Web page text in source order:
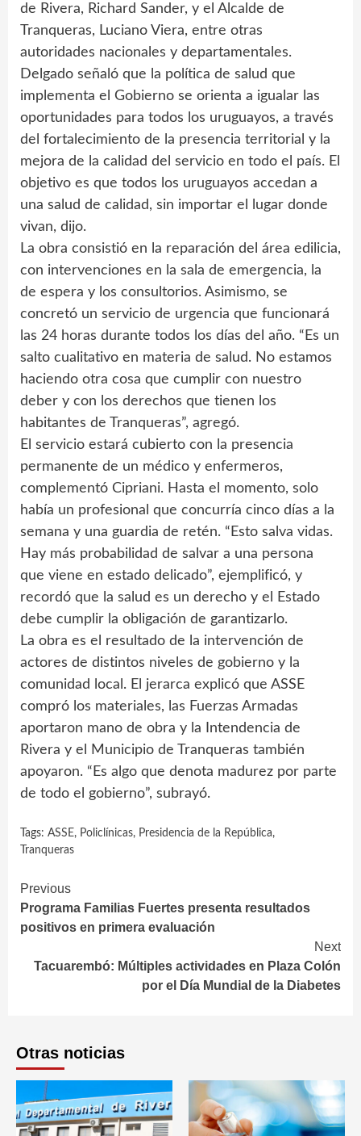
de Rivera, Richard Sander, y el Alcalde de
Tranqueras, Luciano Viera, entre otras
autoridades nacionales y departamentales.
Delgado señaló que la política de salud que
implementa el Gobierno se orienta a igualar las
oportunidades para todos los uruguayos, a través
del fortalecimiento de la presencia territorial y la
mejora de la calidad del servicio en todo el país. El
objetivo es que todos los uruguayos accedan a
una salud de calidad, sin importar el lugar donde
vivan, dijo.
La obra consistió en la reparación del área edilicia,
con intervenciones en la sala de emergencia, la
de espera y los consultorios. Asimismo, se
concretó un servicio de urgencia que funcionará
las 24 horas durante todos los días del año. “Es un
salto cualitativo en materia de salud. No estamos
haciendo otra cosa que cumplir con nuestro
deber y con los derechos que tienen los
habitantes de Tranqueras”, agregó.
El servicio estará cubierto con la presencia
permanente de un médico y enfermeros,
complementó Cipriani. Hasta el momento, solo
había un profesional que concurría cinco días a la
semana y una guardia de retén. “Esto salva vidas.
Hay más probabilidad de salvar a una persona
que viene en estado delicado”, ejemplificó, y
recordó que la salud es un derecho y el Estado
debe cumplir la obligación de garantizarlo.
La obra es el resultado de la intervención de
actores de distintos niveles de gobierno y la
comunidad local. El jerarca explicó que ASSE
compró los materiales, las Fuerzas Armadas
aportaron mano de obra y la Intendencia de
Rivera y el Municipio de Tranqueras también
apoyaron. “Es algo que denota madurez por parte
de todo el gobierno”, subrayó.
Tags: ASSE, Policlínicas, Presidencia de la República,
Tranqueras
Continue
Reading
Previous
Programa Familias Fuertes presenta resultados
positivos en primera evaluación
Next
Tacuarembó: Múltiples actividades en Plaza Colón
por el Día Mundial de la Diabetes
Otras noticias